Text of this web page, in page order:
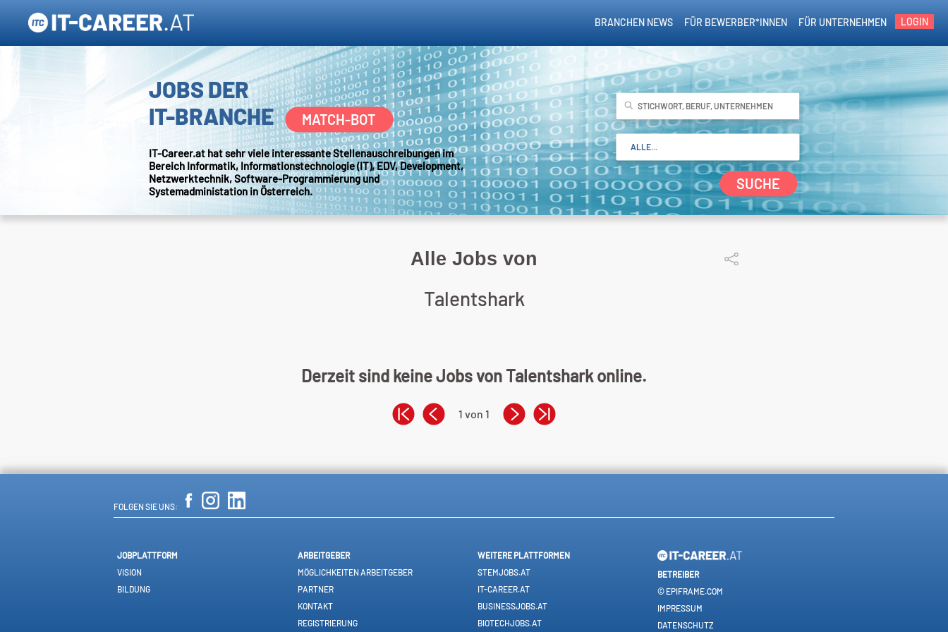
LOGIN
FÜR UNTERNEHMEN
FÜR BEWERBER*INNEN
BRANCHEN NEWS
JOBS DER
IT-BRANCHE
MATCH-BOT
IT-Career.at hat sehr viele interessante Stellenauschreibungen im
Bereich Informatik, Informationstechnologie (IT), EDV, Development,
Netzwerktechnik, Software-Programmierung und
Systemadministation in Österreich.
SUCHE
Alle Jobs von
Talentshark
Derzeit sind keine Jobs von Talentshark online.
1 von 1
FOLGEN SIE UNS:
JOBPLATTFORM
VISION
BILDUNG
ARBEITGEBER
MÖGLICHKEITEN ARBEITGEBER
PARTNER
KONTAKT
REGISTRIERUNG
WEITERE PLATTFORMEN
STEMJOBS.AT
IT-CAREER.AT
BUSINESSJOBS.AT
BIOTECHJOBS.AT
BETREIBER
© EPIFRAME.COM
IMPRESSUM
DATENSCHUTZ